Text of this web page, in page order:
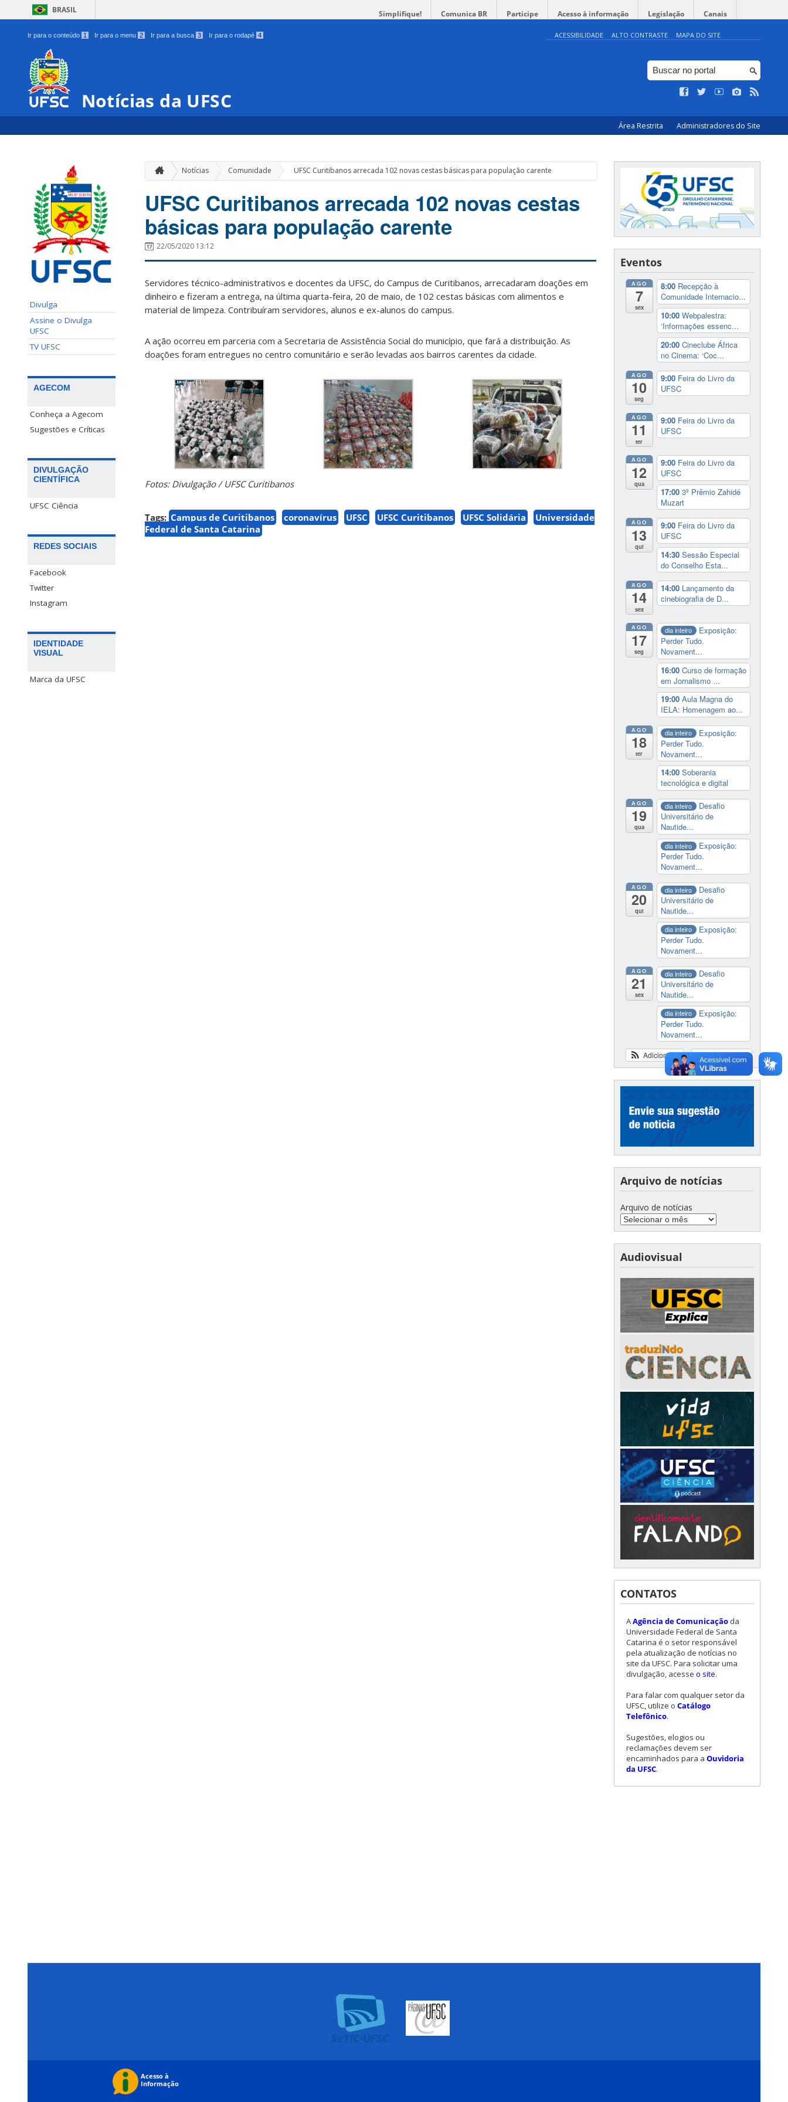
BRASIL Simplifique! Comunica BR Participe Acesso à informação Legislação Canais
Ir para o conteúdo 1 Ir para o menu 2 Ir para a busca 3 Ir para o rodapé 4 ACESSIBILIDADE ALTO CONTRASTE MAPA DO SITE
Notícias da UFSC
Área Restrita Administradores do Site
Divulga
Assine o Divulga
UFSC
TV UFSC
AGECOM
Conheça a Agecom
Sugestões e Críticas
DIVULGAÇÃO
CIENTÍFICA
UFSC Ciência
REDES SOCIAIS
Facebook
Twitter
Instagram
IDENTIDADE
VISUAL
Marca da UFSC
Notícias Comunidade » UFSC Curitibanos arrecada 102 novas cestas básicas para população carente
UFSC Curitibanos arrecada 102 novas cestas
básicas para população carente
22/05/2020 13:12
Servidores técnico-administrativos e docentes da UFSC, do Campus de Curitibanos, arrecadaram doações em
dinheiro e fizeram a entrega, na última quarta-feira, 20 de maio, de 102 cestas básicas com alimentos e
material de limpeza. Contribuíram servidores, alunos e ex-alunos do campus.
A ação ocorreu em parceria com a Secretaria de Assistência Social do município, que fará a distribuição. As
doações foram entregues no centro comunitário e serão levadas aos bairros carentes da cidade.
Fotos: Divulgação / UFSC Curitibanos
Tags: Campus de Curitibanos coronavírus UFSC UFSC Curitibanos UFSC Solidária
Universidade
Federal de Santa Catarina
Eventos
AGO
7
sex
8:00 Recepção à
Comunidade Internacio...
10:00 Webpalestra:
‘Informações essenc...
20:00 Cineclube África
no Cinema: ‘Coc...
AGO
10
seg
9:00 Feira do Livro da
UFSC
AGO
11
ter
9:00 Feira do Livro da
UFSC
AGO
12
qua
9:00 Feira do Livro da
UFSC
17:00 3º Prêmio Zahidé
Muzart
AGO
13
qui
9:00 Feira do Livro da
UFSC
14:30 Sessão Especial
do Conselho Esta...
AGO
14
sex
14:00 Lançamento da
cinebiografia de D...
AGO
17
seg
dia inteiro
Exposição:
Perder Tudo.
Novament...
16:00 Curso de formação
em Jornalismo ...
19:00 Aula Magna do
IELA: Homenagem ao...
AGO
18
ter
dia inteiro
Exposição:
Perder Tudo.
Novament...
14:00 Soberania
tecnológica e digital
AGO
19
qua
dia inteiro
Desafio
Universitário de
Nautide...
dia inteiro
Exposição:
Perder Tudo.
Novament...
AGO
20
qui
dia inteiro
Desafio
Universitário de
Nautide...
dia inteiro
Exposição:
Perder Tudo.
Novament...
AGO
21
sex
dia inteiro
Desafio
Universitário de
Nautide...
dia inteiro
Exposição:
Perder Tudo.
Novament...
Ver calendário
Adicionar
Arquivo de notícias
Arquivo de notícias
Audiovisual
CONTATOS
AAgência de Comunicação da
Universidade Federal de Santa
Catarina é o setor responsável
pela atualização de notícias no
site da UFSC. Para solicitar uma
divulgação, acesse o site.
Para falar com qualquer setor da
UFSC, utilize o Catálogo
Telefônico.
Sugestões, elogios ou
reclamações devem ser
encaminhados para a Ouvidoria
da UFSC.